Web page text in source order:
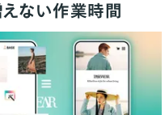
ない作業時間